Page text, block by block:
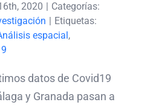
2020 | Categorías:
| Etiquetas:
espacial,
datos de Covid19
y Granada pasan a